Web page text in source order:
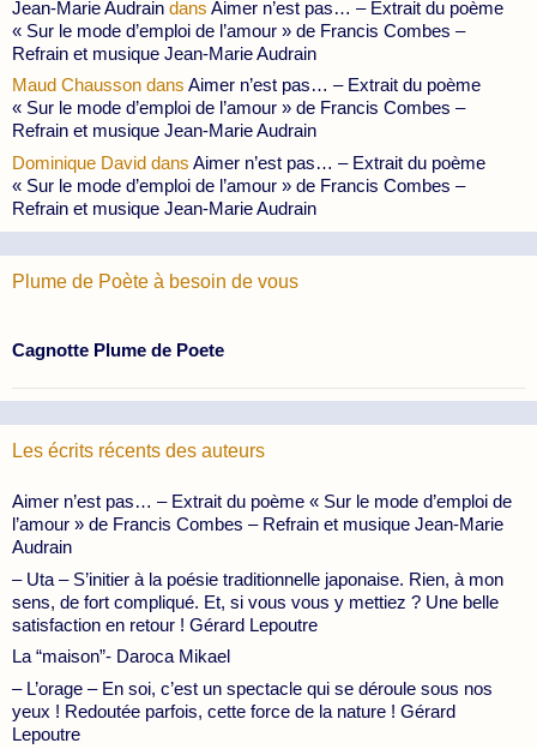
Jean-Marie Audrain dans Aimer n’est pas… – Extrait du poème
« Sur le mode d’emploi de l’amour » de Francis Combes –
Refrain et musique Jean-Marie Audrain
Maud Chausson dans Aimer n’est pas… – Extrait du poème
« Sur le mode d’emploi de l’amour » de Francis Combes –
Refrain et musique Jean-Marie Audrain
Dominique David dans Aimer n’est pas… – Extrait du poème
« Sur le mode d’emploi de l’amour » de Francis Combes –
Refrain et musique Jean-Marie Audrain
Plume de Poète à besoin de vous
Cagnotte Plume de Poete
Les écrits récents des auteurs
Aimer n’est pas… – Extrait du poème « Sur le mode d’emploi de
l’amour » de Francis Combes – Refrain et musique Jean-Marie
Audrain
– Uta – S’initier à la poésie traditionnelle japonaise. Rien, à mon
sens, de fort compliqué. Et, si vous vous y mettiez ? Une belle
satisfaction en retour ! Gérard Lepoutre
La “maison”- Daroca Mikael
– L’orage – En soi, c’est un spectacle qui se déroule sous nos
yeux ! Redoutée parfois, cette force de la nature ! Gérard
Lepoutre